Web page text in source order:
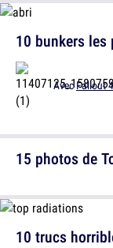
10 bunkers les
AvecFallout 4
10 trucs
15 photos de